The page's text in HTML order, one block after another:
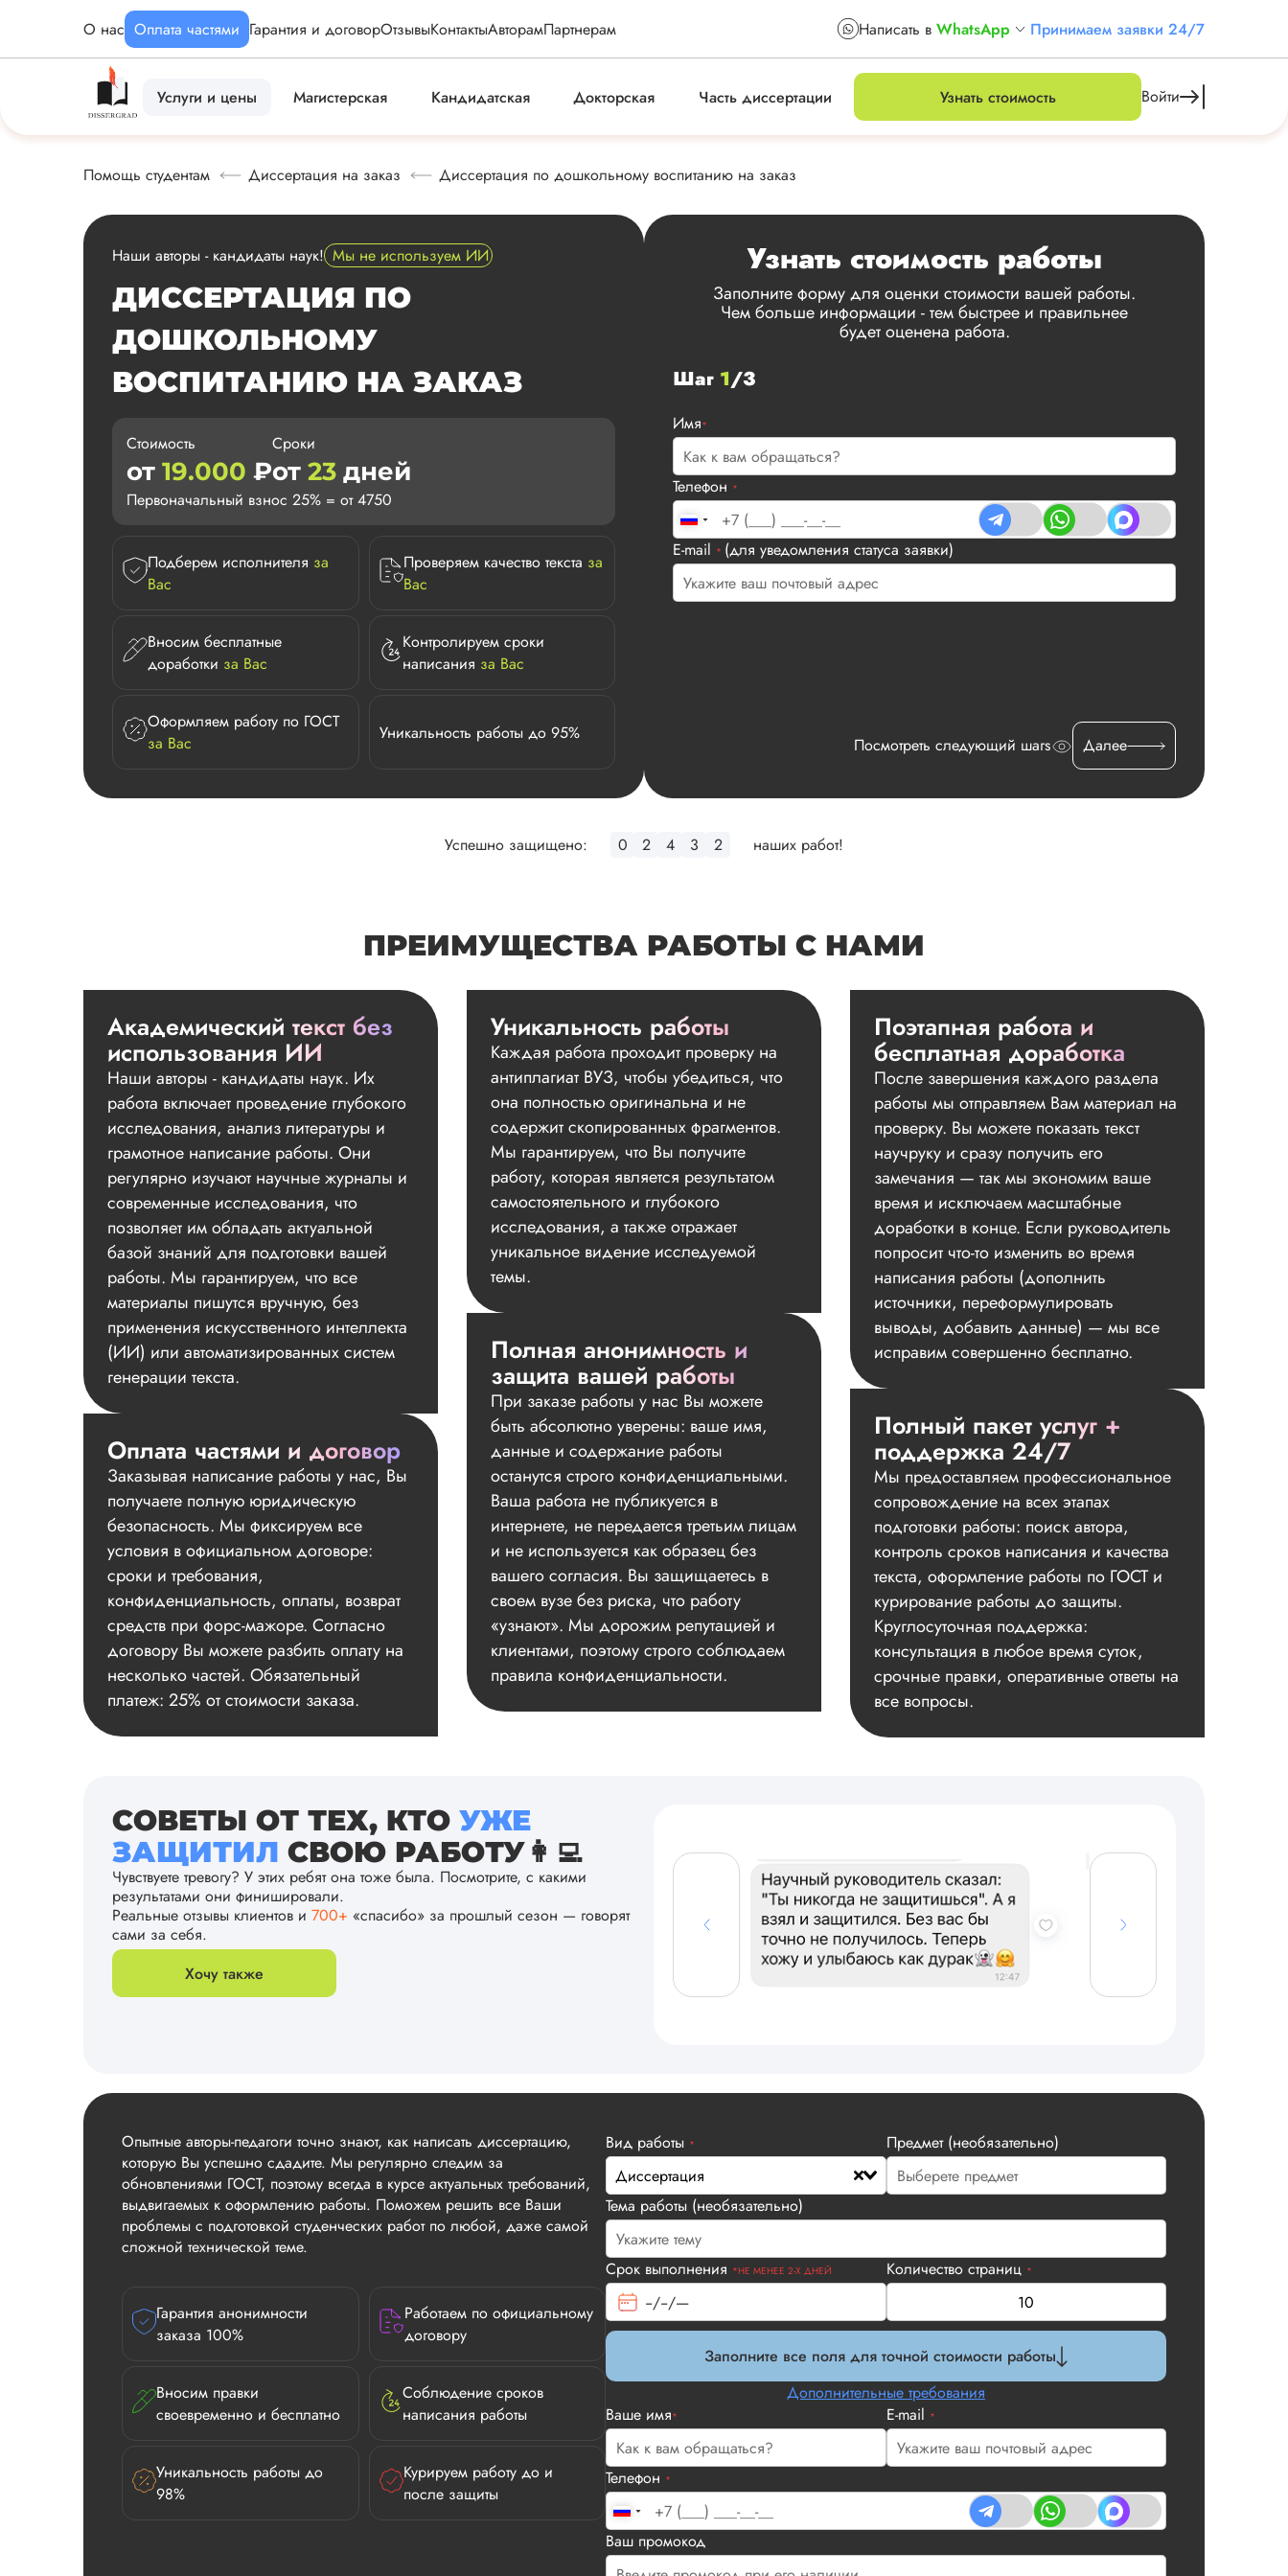
О нас Оплата частями Гарантия и договорОтзывыКонтактыАвторамПартнерам Написать в WhatsApp Принимаем заявки 24/7
Услуги и цены Магистерская Кандидатская Докторская Часть диссертации Узнать стоимость Войти
Помощь студентам Диссертация на заказ Диссертация по дошкольному воспитанию на заказ
Наши авторы - кандидаты наук! Мы не используем ИИ
ДИССЕРТАЦИЯ ПО
ДОШКОЛЬНОМУ
ВОСПИТАНИЮ НА ЗАКАЗ
Стоимость
от 19.000 ₽
Сроки
от 23 дней
Первоначальный взнос 25% = от 4750
Подберем исполнителя за
Вас
Проверяем качество текста за
Вас
Вносим бесплатные
доработки за Вас
Контролируем сроки
написания за Вас
Оформляем работу по ГОСТ
за Вас
Уникальность работы до 95%
Узнать стоимость работы
Заполните форму для оценки стоимости вашей работы.
Чем больше информации - тем быстрее и правильнее
будет оценена работа.
Шаг 1/3
Имя*
Телефон *
E-mail * (для уведомления статуса заявки)
Посмотреть следующий шагs Далее
Успешно защищено: 2
3
4
2
0 наших работ!
ПРЕИМУЩЕСТВА РАБОТЫ С НАМИ
Академический текст без
использования ИИ
Наши авторы - кандидаты наук. Их
работа включает проведение глубокого
исследования, анализ литературы и
грамотное написание работы. Они
регулярно изучают научные журналы и
современные исследования, что
позволяет им обладать актуальной
базой знаний для подготовки вашей
работы. Мы гарантируем, что все
материалы пишутся вручную, без
применения искусственного интеллекта
(ИИ) или автоматизированных систем
генерации текста.
Оплата частями и договор
Заказывая написание работы у нас, Вы
получаете полную юридическую
безопасность. Мы фиксируем все
условия в официальном договоре:
сроки и требования,
конфиденциальность, оплаты, возврат
средств при форс-мажоре. Согласно
договору Вы можете разбить оплату на
несколько частей. Обязательный
платеж: 25% от стоимости заказа.
Уникальность работы
Каждая работа проходит проверку на
антиплагиат ВУЗ, чтобы убедиться, что
она полностью оригинальна и не
содержит скопированных фрагментов.
Мы гарантируем, что Вы получите
работу, которая является результатом
самостоятельного и глубокого
исследования, а также отражает
уникальное видение исследуемой
темы.
Полная анонимность и
защита вашей работы
При заказе работы у нас Вы можете
быть абсолютно уверены: ваше имя,
данные и содержание работы
останутся строго конфиденциальными.
Ваша работа не публикуется в
интернете, не передается третьим лицам
и не используется как образец без
вашего согласия. Вы защищаетесь в
своем вузе без риска, что работу
«узнают». Мы дорожим репутацией и
клиентами, поэтому строго соблюдаем
правила конфиденциальности.
Поэтапная работа и
бесплатная доработка
После завершения каждого раздела
работы мы отправляем Вам материал на
проверку. Вы можете показать текст
научруку и сразу получить его
замечания — так мы экономим ваше
время и исключаем масштабные
доработки в конце. Если руководитель
попросит что-то изменить во время
написания работы (дополнить
источники, переформулировать
выводы, добавить данные) — мы все
исправим совершенно бесплатно.
Полный пакет услуг +
поддержка 24/7
Мы предоставляем профессиональное
сопровождение на всех этапах
подготовки работы: поиск автора,
контроль сроков написания и качества
текста, оформление работы по ГОСТ и
курирование работы до защиты.
Круглосуточная поддержка:
консультация в любое время суток,
срочные правки, оперативные ответы на
все вопросы.
СОВЕТЫ ОТ ТЕХ, КТО УЖЕ
ЗАЩИТИЛ СВОЮ РАБОТУ👩‍💻
Чувствуете тревогу? У этих ребят она тоже была. Посмотрите, с какими
результатами они финишировали.
Реальные отзывы клиентов и 700+ «спасибо» за прошлый сезон — говорят
сами за себя.
Хочу также
Опытные авторы-педагоги точно знают, как написать диссертацию,
которую Вы успешно сдадите. Мы регулярно следим за
обновлениями ГОСТ, поэтому всегда в курсе актуальных требований,
выдвигаемых к оформлению работы. Поможем решить все Ваши
проблемы с подготовкой студенческих работ по любой, даже самой
сложной технической теме.
Гарантия анонимности
заказа 100%
Работаем по официальному
договору
Вносим правки
своевременно и бесплатно
Соблюдение сроков
написания работы
Уникальность работы до
98%
Курируем работу до и
после защиты
Вид работы *
Диссертация
Предмет (необязательно)
Тема работы (необязательно)
Срок выполнения *НЕ МЕНЕЕ 2-Х ДНЕЙ Количество страниц *
Заполните все поля для точной стоимости работы
Дополнительные требования
Ваше имя* E-mail *
Телефон *
Ваш промокод
Илья П.